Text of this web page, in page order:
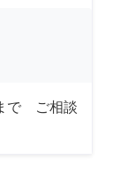
で ご相談